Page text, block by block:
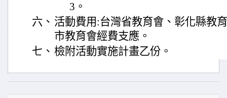
3。
六、 活動費用:台灣省教育會、彰化縣教
市教育會經費支應。
七、 檢附活動實施計畫乙份。